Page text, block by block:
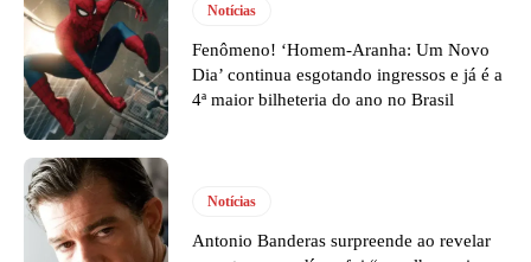
Notícias
Fenômeno! ‘Homem-Aranha: Um Novo
Dia’ continua esgotando ingressos e já é a
4ª maior bilheteria do ano no Brasil
Notícias
Antonio Banderas surpreende ao revelar